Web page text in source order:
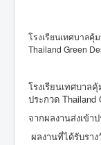
เผยแพร่ผลงาน
ติดต่อ
โรงเรียนเทศบาลคุ้
Thailand Green
โรงเรียนเทศบาล
ประกวด Thailand
จากผลงานส่งเข้า
ผลงานที่ได้รับรา